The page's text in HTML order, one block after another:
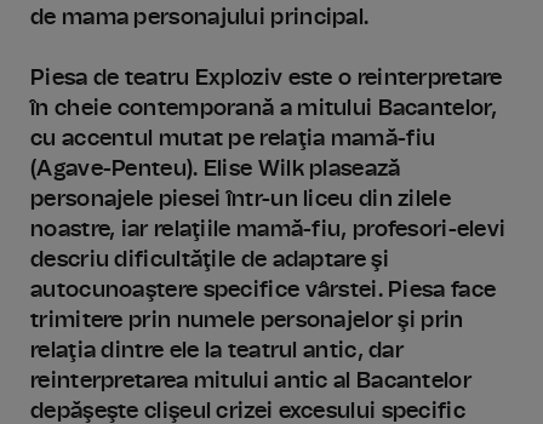
de mama personajului principal.
Piesa de teatru Exploziv este o reinterpretare
în cheie contemporană a mitului Bacantelor,
cu accentul mutat pe relaţia mamă-fiu
(Agave-Penteu). Elise Wilk plasează
personajele piesei într-un liceu din zilele
noastre, iar relaţiile mamă-fiu, profesori-elevi
descriu dificultăţile de adaptare şi
autocunoaştere specifice vârstei. Piesa face
trimitere prin numele personajelor şi prin
relaţia dintre ele la teatrul antic, dar
reinterpretarea mitului antic al Bacantelor
depăşeşte clişeul crizei excesului specific